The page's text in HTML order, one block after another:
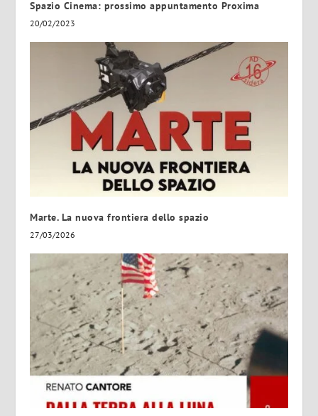
Spazio Cinema: prossimo appuntamento Proxima
20/02/2023
Marte. La nuova frontiera dello spazio
27/03/2026